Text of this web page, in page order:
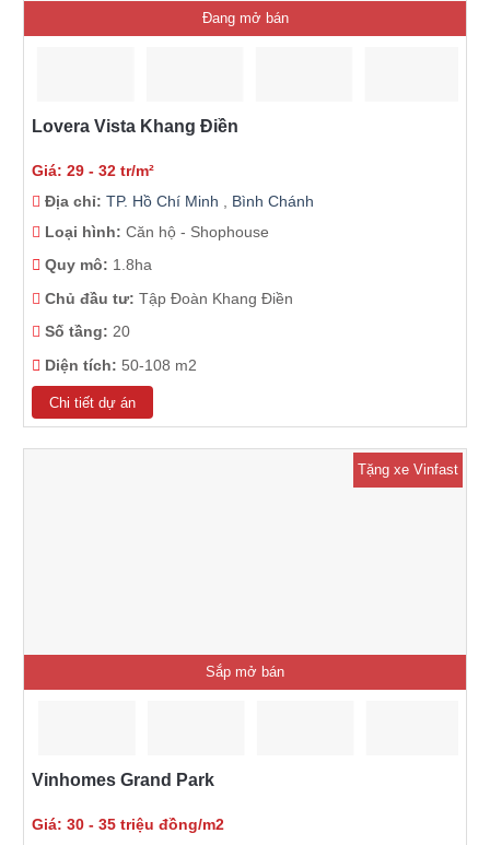
Đang mở bán
Lovera Vista Khang Điền
Giá: 29 - 32 tr/m²
Địa chỉ: TP. Hồ Chí Minh
Bình Chánh
Loại hình: Căn hộ - Shophouse
Quy mô: 1.8ha
Chủ đầu tư: Tập Đoàn Khang Điền
Số tầng: 20
Diện tích: 50-108 m2
Chi tiết dự án
Tặng xe Vinfast
Sắp mở bán
Vinhomes Grand Park
Giá: 30 - 35 triệu đồng/m2